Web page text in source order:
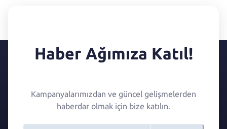
Haber Ağımıza Katıl!
Kampanyalarımızdan ve güncel gelişmelerden
haberdar olmak için bize katılın.